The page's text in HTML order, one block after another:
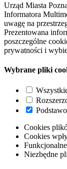
Urząd Miasta
Informatora
uwagę na
Prezentowana
poszczególne
prywatności i
Wybrane pliki
Cookies
Cookies
Niezbędne